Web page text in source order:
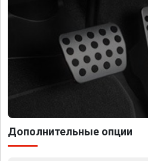
Дополнительные опции